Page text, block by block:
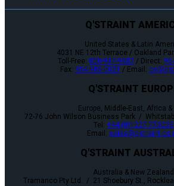
Q'STRAINT
United States & Latin
4031 NE 12th Terrace / Oakland
Toll-Free: 800-987-9987 / Direct:
Fax: 954-986-0021 / Email:
Q'STRAINT
Europe, Middle-East, Africa &
72-76 John Wilson Business Park /
Tel: +44 (0)1227 773035
Email:
Q'STRAINT
Australia & New Zealand
Tramanco Pty Ltd. / 21 Shoebury St.,